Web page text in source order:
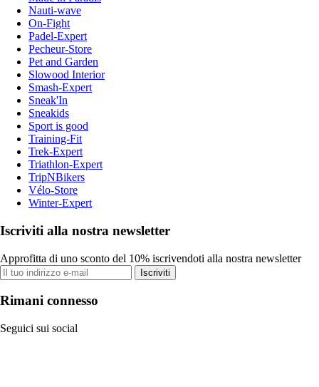
Nauti-wave
On-Fight
Padel-Expert
Pecheur-Store
Pet and Garden
Slowood Interior
Smash-Expert
Sneak'In
Sneakids
Sport is good
Training-Fit
Trek-Expert
Triathlon-Expert
TripNBikers
Vélo-Store
Winter-Expert
Iscriviti alla nostra newsletter
Approfitta di uno sconto del 10% iscrivendoti alla nostra newsletter
Iscriviti
Rimani connesso
Seguici sui social